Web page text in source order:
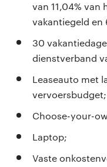
van 11,04% van
vakantiegeld en
30
dienstverband
Leaseauto met
vervoersbudget;
Choose-your-
Laptop;
Vaste